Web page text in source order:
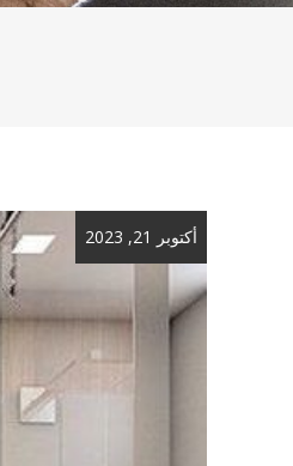
أكتوبر 21, 2023